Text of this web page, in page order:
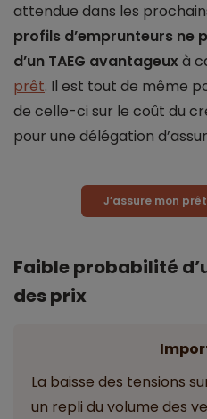
attendue dans les
profils d’emprunteurs ne
d’un TAEG avantageux à
prêt. Il est tout de même
de celle-ci sur le coût du
pour une délégation
J’assure mon
Faible probabilité
des prix
La baisse des tensions
un repli du volume des